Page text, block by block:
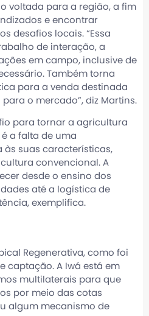
voltada para a região, a fim
e encontrar
desafios locais. “Essa
de interação, a
em campo, inclusive de
Também torna
para a venda destinada
o mercado”, diz Martins.
para tornar a agricultura
a falta de uma
suas características,
convencional. A
desde o ensino dos
até a logística de
exemplifica.
Regenerativa, como foi
captação. A Iwá está em
multilaterais para que
por meio das cotas
algum mecanismo de